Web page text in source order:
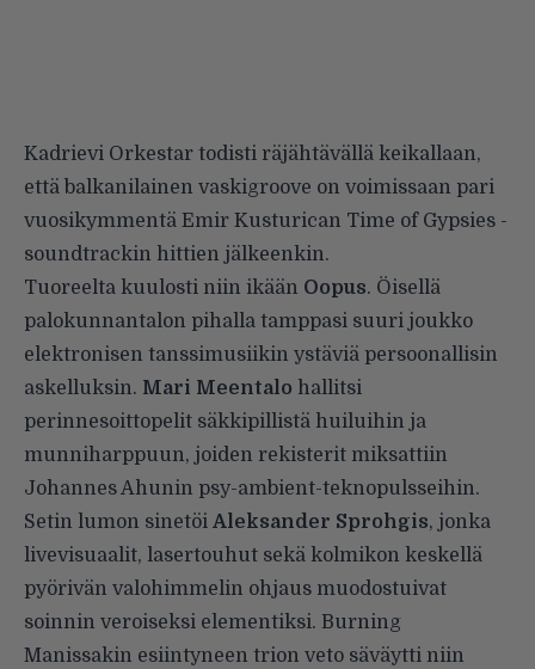
Kadrievi Orkestar todisti räjähtävällä keikallaan,
että balkanilainen vaskigroove on voimissaan pari
vuosikymmentä Emir Kusturican Time of Gypsies -
soundtrackin hittien jälkeenkin.
Tuoreelta kuulosti niin ikään Oopus. Öisellä
palokunnantalon pihalla tamppasi suuri joukko
elektronisen tanssimusiikin ystäviä persoonallisin
askelluksin. Mari Meentalo hallitsi
perinnesoittopelit säkkipillistä huiluihin ja
munniharppuun, joiden rekisterit miksattiin
Johannes Ahunin psy-ambient-teknopulsseihin.
Setin lumon sinetöi Aleksander Sprohgis, jonka
livevisuaalit, lasertouhut sekä kolmikon keskellä
pyörivän valohimmelin ohjaus muodostuivat
soinnin veroiseksi elementiksi. Burning
Manissakin esiintyneen trion veto säväytti niin